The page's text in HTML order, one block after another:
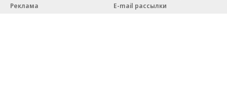
Реклама
E-mail рассылки